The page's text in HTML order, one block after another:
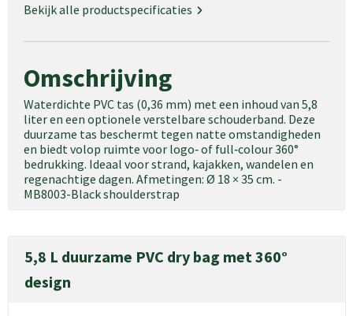
Bekijk alle productspecificaties
Omschrijving
Waterdichte PVC tas (0,36 mm) met een inhoud van 5,8
liter en een optionele verstelbare schouderband. Deze
duurzame tas beschermt tegen natte omstandigheden
en biedt volop ruimte voor logo‑ of full‑colour 360°
bedrukking. Ideaal voor strand, kajakken, wandelen en
regenachtige dagen. Afmetingen: Ø 18 × 35 cm. -
MB8003-Black shoulderstrap
5,8 L duurzame PVC dry bag met 360°
design